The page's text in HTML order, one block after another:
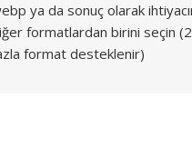
ya da sonuç olarak
formatlardan birini seçin
format desteklenir)